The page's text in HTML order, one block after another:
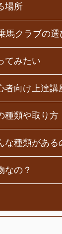
場所
馬クラブの選
てみたい
者向け上達講
種類や取り方
な種類がある
なの？